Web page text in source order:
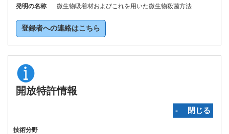
発明の名称
微生物吸着材およびこれを用いた微生物殺菌方法
登録者への連絡はこちら
開放特許情報
‐ 閉じる
技術分野